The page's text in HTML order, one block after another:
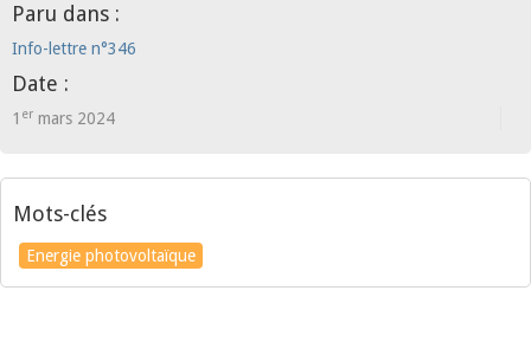
Paru dans :
Info-lettre n°346
Date :
1 er mars 2024
Mots-clés
Energie photovoltaïque